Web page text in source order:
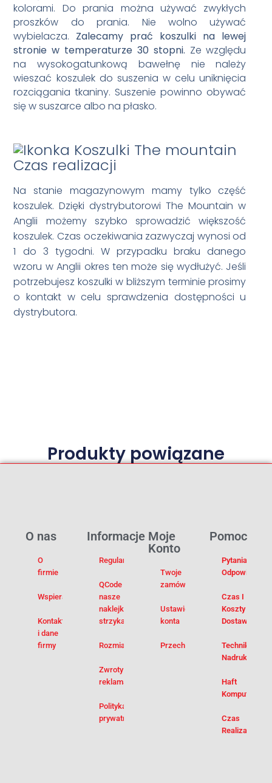
kolorami. Do prania można używać zwykłych
proszków do prania. Nie wolno używać
wybielacza. Zalecamy prać koszulki na lewej
stronie w temperaturze 30 stopni. Ze względu
na wysokogatunkową bawełnę nie należy
wieszać koszulek do suszenia w celu uniknięcia
rozciągania tkaniny. Suszenie powinno obywać
się w suszarce albo na płasko.
Czas realizacji
Na stanie magazynowym mamy tylko część
koszulek. Dzięki dystrybutorowi The Mountain w
Anglii możemy szybko sprowadzić większość
koszulek. Czas oczekiwania zazwyczaj wynosi od
1 do 3 tygodni. W przypadku braku danego
wzoru w Anglii okres ten może się wydłużyć. Jeśli
potrzebujesz koszulki w bliższym terminie prosimy
o kontakt w celu sprawdzenia dostępności u
dystrybutora.
Produkty powiązane
Pomoc
Pytania I
Odpowiedzi
Czas I
Koszty
Dostawy
Techniki
Nadruku
Haft
Komputerowy
Czas
Realizacji
Moje
Konto
Twoje
zamówienia
Ustawienia
konta
Przechowalnia
Informacje
Regulamin
QCode –
nasze
naklejki na
strzykawki
Rozmiarówka
Zwroty i
reklamacje
Polityka
prywatności
O nas
O
firmie
Wspieramy
Kontakt
i dane
firmy